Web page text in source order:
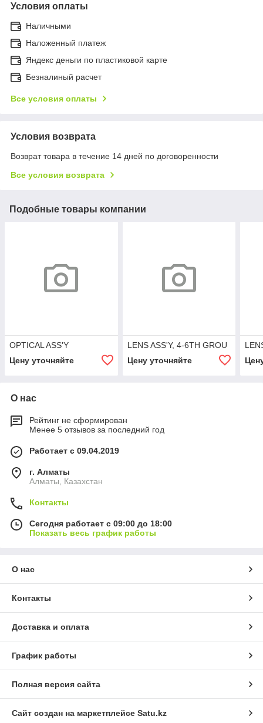
Условия оплаты
Наличными
Наложенный платеж
Яндекс деньги по пластиковой карте
Безналиный расчет
Все условия оплаты
Условия возврата
Возврат товара в течение 14 дней по договоренности
Все условия возврата
Подобные товары компании
OPTICAL ASS'Y
Цену уточняйте
LENS ASS'Y, 4-6TH GROU
Цену уточняйте
О нас
Рейтинг не сформирован
Менее 5 отзывов за последний год
Работает с 09.04.2019
г. Алматы
Алматы, Казахстан
Контакты
Сегодня работает с 09:00 до 18:00
Показать весь график работы
О нас
Контакты
Доставка и оплата
График работы
Полная версия сайта
Сайт создан на маркетплейсе Satu.kz